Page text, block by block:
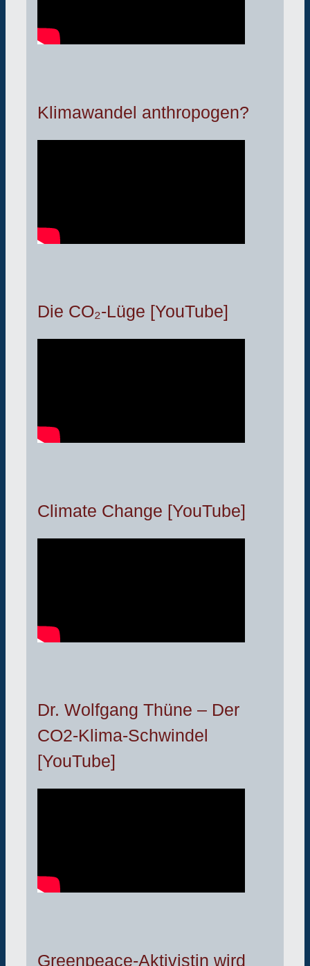
Klimawandel anthropogen?
Die CO₂-Lüge [YouTube]
Climate Change [YouTube]
Dr. Wolfgang Thüne – Der
CO2-Klima-Schwindel
[YouTube]
Greenpeace-Aktivistin wird